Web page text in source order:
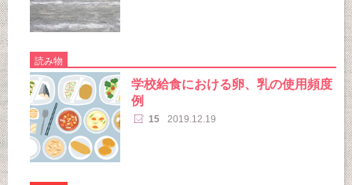
読み物
学校給食における卵、乳の使用頻度
例
15 2019.12.19